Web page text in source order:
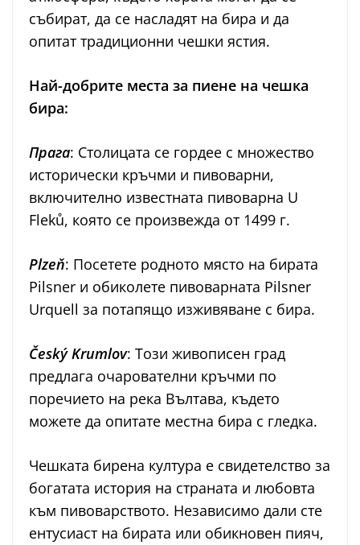
събират, да се насладят на бира и да
опитат традиционни чешки ястия.
Най-добрите места за пиене на чешка
бира:
Прага: Столицата се гордее с множество
исторически кръчми и пивоварни,
включително известната пивоварна U
Fleků, която се произвежда от 1499 г.
Plzeň: Посетете родното място на бирата
Pilsner и обиколете пивоварната Pilsner
Urquell за потапящо изживяване с бира.
Český Krumlov: Този живописен град
предлага очарователни кръчми по
поречието на река Вълтава, където
можете да опитате местна бира с гледка.
Чешката бирена култура е свидетелство за
богатата история на страната и любовта
към пивоварството. Независимо дали сте
ентусиаст на бирата или обикновен пияч,